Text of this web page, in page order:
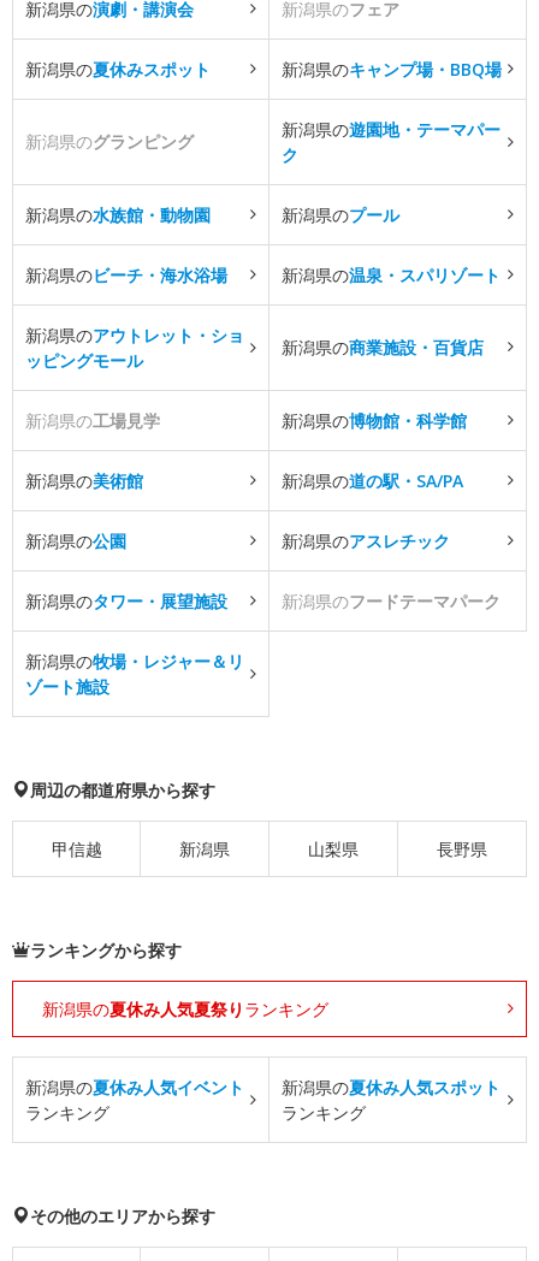
新潟県の演劇・講演会 新潟県のフェア
新潟県の夏休みスポット 新潟県のキャンプ場・BBQ場
新潟県のグランピング
新潟県の遊園地・テーマパー
ク
新潟県の水族館・動物園 新潟県のプール
新潟県のビーチ・海水浴場 新潟県の温泉・スパリゾート
新潟県のアウトレット・ショ
ッピングモール
新潟県の商業施設・百貨店
新潟県の工場見学 新潟県の博物館・科学館
新潟県の美術館 新潟県の道の駅・SA/PA
新潟県の公園 新潟県のアスレチック
新潟県のタワー・展望施設 新潟県のフードテーマパーク
新潟県の牧場・レジャー＆リ
ゾート施設
周辺の都道府県から探す
甲信越 新潟県 山梨県 長野県
ランキングから探す
新潟県の夏休み人気夏祭り ランキング
新潟県の夏休み人気イベント
ランキング
新潟県の夏休み人気スポット
ランキング
その他のエリアから探す